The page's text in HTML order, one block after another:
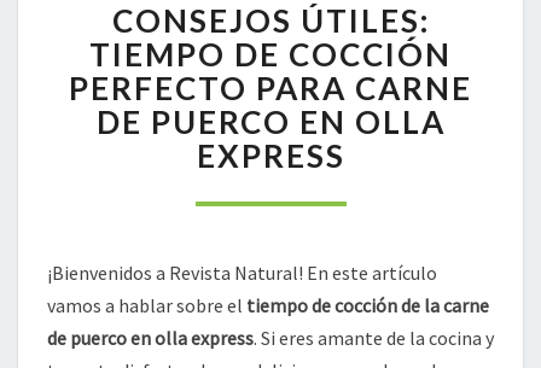
ÚTILES:
TIEMPO
DE
COCCIÓN
PERFECTO
PARA
DE
OLLA
EXPRESS
CONSEJOS ÚTILES:
TIEMPO DE COCCIÓN
PERFECTO PARA CARNE
DE PUERCO EN OLLA
EXPRESS
¡Bienvenidos a Revista Natural! En este artículo
vamos a hablar sobre el tiempo de cocción de la carne
de puerco en olla express. Si eres amante de la cocina y